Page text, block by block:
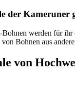
der Kameruner
werden für
Bohnen aus
von